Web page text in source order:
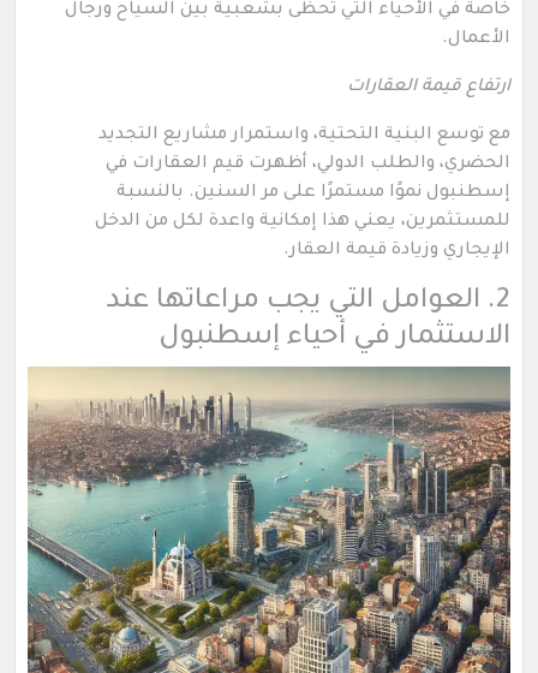
خاصة في الأحياء التي تحظى بشعبية بين السياح ورجال
الأعمال.
ارتفاع قيمة العقارات
مع توسع البنية التحتية، واستمرار مشاريع التجديد
الحضري، والطلب الدولي، أظهرت قيم العقارات في
إسطنبول نموًا مستمرًا على مر السنين. بالنسبة
للمستثمرين، يعني هذا إمكانية واعدة لكل من الدخل
الإيجاري وزيادة قيمة العقار.
2. العوامل التي يجب مراعاتها عند
الاستثمار في أحياء إسطنبول